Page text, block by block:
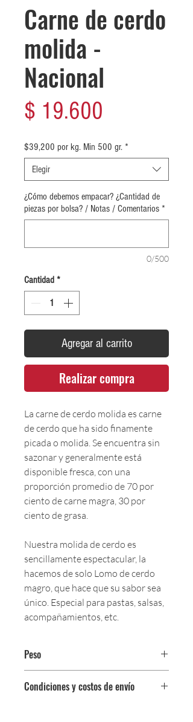
Carne de cerdo
molida -
Nacional
$ 19.600
$39,200 por kg. Min 500 gr. *
Elegir
¿Cómo debemos empacar? ¿Cantidad de
piezas por bolsa? / Notas / Comentarios *
0/500
Cantidad *
Agregar al carrito
Realizar compra
La carne de cerdo molida es carne
de cerdo que ha sido finamente
picada o molida. Se encuentra sin
sazonar y generalmente está
disponible fresca, con una
proporción promedio de 70 por
ciento de carne magra, 30 por
ciento de grasa.
Nuestra molida de cerdo es
sencillamente espectacular, la
hacemos de solo Lomo de cerdo
magro, que hace que su sabor sea
único. Especial para pastas, salsas,
acompañamientos, etc.
Peso
Incrementos de 100 gr.
Condiciones y costos de envío